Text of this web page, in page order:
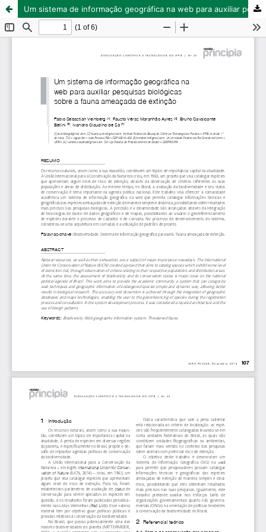
Um sistema de informação geográfica na web para auxiliar pesquisas biológicas sobre a fauna ameaçada de extinção